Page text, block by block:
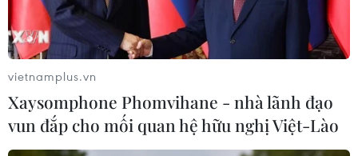
vietnamplus.vn
Xaysomphone Phomvihane - nhà lãnh đạo
vun đắp cho mối quan hệ hữu nghị Việt-Lào